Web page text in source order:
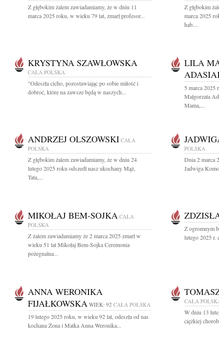
Z głębokim żalem zawiadamiamy, że w dniu 11
marca 2025 roku, w wieku 79 lat, zmarł profesor...
Z głębokim
marca 2025
hab....
KRYSTYNA SZAWŁOWSKA
CAŁA POLSKA
"Odeszła cicho, pozostawiając po sobie miłość i
dobroć, które na zawsze będą w naszych...
LILA
5 marca 2025
Małgorzata
Mama,...
ANDRZEJ OLSZOWSKI CAŁA
POLSKA
Z głębokim żalem zawiadamiamy, że w dniu 24
lutego 2025 roku odszedł nasz ukochany Mąż,
Tata,...
POLSKA
Dnia 2 marca
Jadwiga
MIKOŁAJ BEM-SOJKA CAŁA
POLSKA
Z żalem zawiadamiamy że 2 marca 2025 zmarł w
wieku 51 lat Mikołaj Bem-Sojka Ceremonia
pożegnalna...
Z ogromnym
lutego 2025 r.
ANNA WERONIKA
FIJAŁKOWSKA WIEK: 92 CAŁA POLSKA
19 lutego 2025 roku, w wieku 92 lat, odeszła od nas
kochana Żona i Matka Anna Weronika...
CAŁA
W dniu 13
ciężkiej